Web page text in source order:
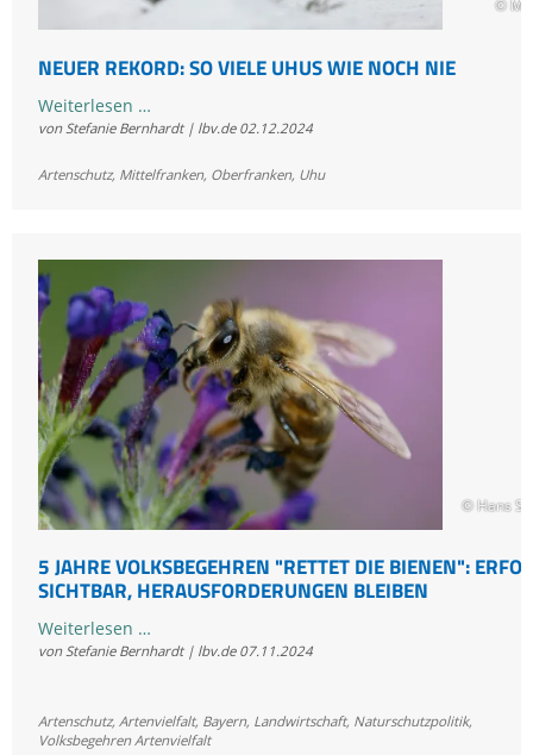
©
NEUER REKORD: SO VIELE UHUS WIE NOCH NIE
Weiterlesen …
Rekord:
nie
von Stefanie Bernhardt | lbv.de 02.12.2024
Artenschutz, Mittelfranken, Oberfranken, Uhu
© Hans
5 JAHRE VOLKSBEGEHREN "RETTET DIE BIENEN":
SICHTBAR, HERAUSFORDERUNGEN BLEIBEN
Weiterlesen …5
Jahre
"Rettet
die
von Stefanie Bernhardt | lbv.de 07.11.2024
Artenschutz, Artenvielfalt, Bayern, Landwirtschaft, Naturschutzpolitik,
Volksbegehren Artenvielfalt